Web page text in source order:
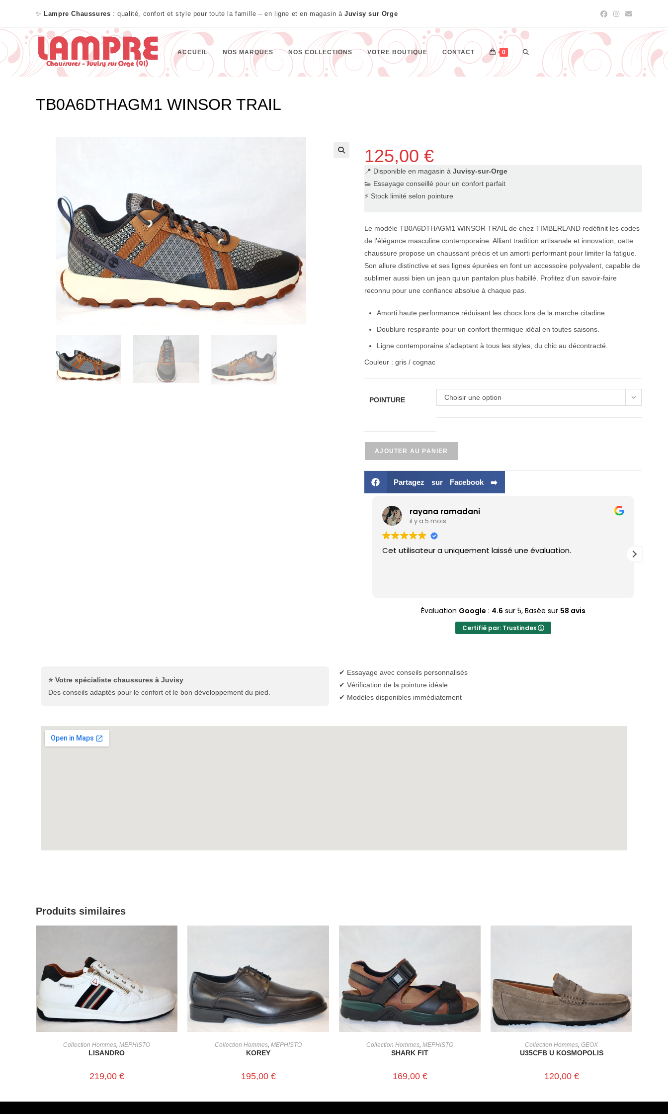
✨ Lampre Chaussures : qualité, confort et style pour toute la famille – en ligne et en magasin àJuvisy sur Orge
ACCUEIL NOS MARQUES NOS COLLECTIONS VOTRE BOUTIQUE CONTACT 0
TB0A6DTHAGM1 WINSOR TRAIL
125,00€
📍 Disponible en magasin àJuvisy-sur-Orge
👟 Essayage conseillé pour un confort parfait
⚡ Stock limité selon pointure
Le modèle TB0A6DTHAGM1 WINSOR TRAIL de chez TIMBERLAND redéfinit les codes
de l’élégance masculine contemporaine. Alliant tradition artisanale et innovation, cette
chaussure propose un chaussant précis et un amorti performant pour limiter la fatigue.
Son allure distinctive et ses lignes épurées en font un accessoire polyvalent, capable de
sublimer aussi bien un jean qu’un pantalon plus habillé. Profitez d’un savoir-faire
reconnu pour une confiance absolue à chaque pas.
Amorti haute performance réduisant les chocs lors de la marche citadine.
Doublure respirante pour un confort thermique idéal en toutes saisons.
Ligne contemporaine s’adaptant à tous les styles, du chic au décontracté.
Couleur : gris / cognac
POINTURE Choisir une option
AJOUTER AU PANIER
Partagez sur Facebook ➡️
rayana ramadani
il y a 5 mois
Cet utilisateur a uniquement laissé une évaluation.
Évaluation Google : 4.6 sur 5, Basée sur 58 avis
Certifié par: Trustindex
⭐ Votre spécialiste chaussures à Juvisy
Des conseils adaptés pour le confort et le bon développement du pied.
✔ Essayage avec conseils personnalisés
✔ Vérification de la pointure idéale
✔ Modèles disponibles immédiatement
Produits similaires
CHOIX DES OPTIONS
Collection Hommes MEPHISTO
LISANDRO
219,00 €
CHOIX DES OPTIONS
Collection Hommes MEPHISTO
KOREY
195,00 €
CHOIX DES OPTIONS
Collection Hommes MEPHISTO
SHARK FIT
169,00 €
CHOIX DES OPTIONS
Collection Hommes GEOX
U35CFB U KOSMOPOLIS
120,00 €